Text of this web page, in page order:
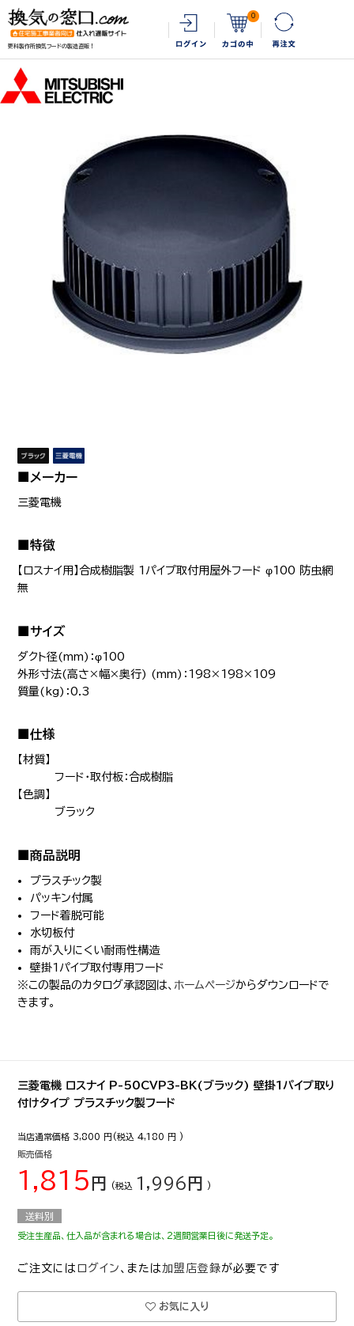
更科製作所換気フードの製造直販！
0
■メーカー
三菱電機
■特徴
【ロスナイ用】合成樹脂製 1パイプ取付用屋外フード φ100 防虫網
無
■サイズ
ダクト径(mm)：φ100
外形寸法(高さ×幅×奥行) (mm)：198×198×109
質量(kg)：0.3
■仕様
【材質】
フード・取付板：合成樹脂
【色調】
ブラック
■商品説明
プラスチック製
パッキン付属
フード着脱可能
水切板付
雨が入りにくい耐雨性構造
壁掛1パイプ取付専用フード
※この製品のカタログ承認図は、 ホームページからダウンロードで
きます。
三菱電機 ロスナイ P-50CVP3-BK(ブラック) 壁掛1パイプ取り
付けタイプ プラスチック製フード
当店通常価格 3,800 円(税込4,180
円 )
販売価格
1,815 円 (税込 1,996 円 )
送料別
受注生産品、仕入品が含まれる場合は、2週間営業日後に発送予定。
ご注文には ログイン 、または加盟店登録が必要です
お気に入り